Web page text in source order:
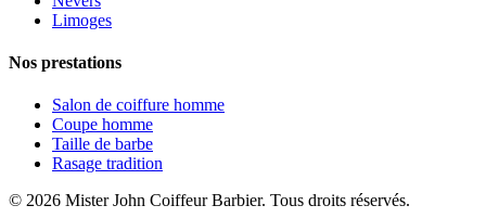
Limoges
Nos prestations
Salon de coiffure homme
Coupe homme
Taille de barbe
Rasage tradition
© 2026 Mister John Coiffeur Barbier. Tous droits réservés.